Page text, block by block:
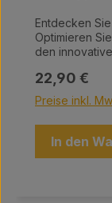
Entdecken
Optimieren
den
Größen
Ihre
Küche zu
Maximale
Luft,
Regulärer
22,90 €
Preise inkl.
In den